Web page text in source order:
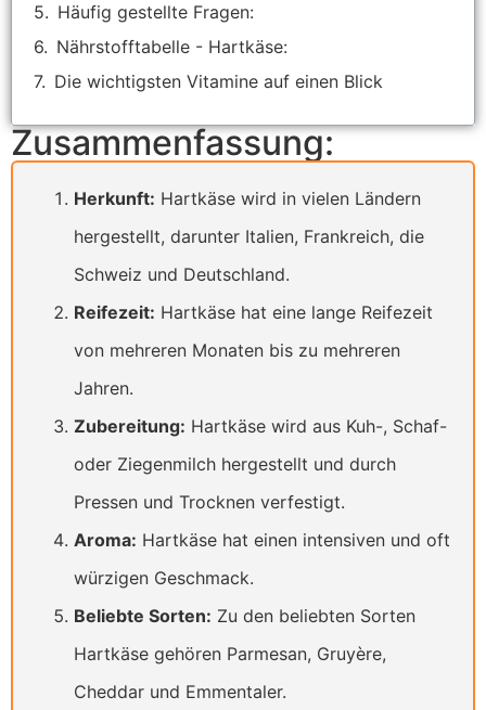
Häufig gestellte Fragen:
Nährstofftabelle - Hartkäse:
Die wichtigsten Vitamine auf einen Blick
Zusammenfassung:
Herkunft: Hartkäse wird in vielen Ländern
hergestellt, darunter Italien, Frankreich, die
Schweiz und Deutschland.
Reifezeit: Hartkäse hat eine lange Reifezeit
von mehreren Monaten bis zu mehreren
Jahren.
Zubereitung: Hartkäse wird aus Kuh-, Schaf-
oder Ziegenmilch hergestellt und durch
Pressen und Trocknen verfestigt.
Aroma: Hartkäse hat einen intensiven und oft
würzigen Geschmack.
Beliebte Sorten: Zu den beliebten Sorten
Hartkäse gehören Parmesan, Gruyère,
Cheddar und Emmentaler.